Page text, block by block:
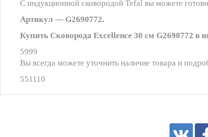
С индукционной сковородой Tefal вы можете
Артикул — G2690772.
Купить Сковорода Excellence 30 см G2690772 в
5999
Вы всегда можете уточнить наличие товара и
551110